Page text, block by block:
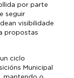
por parte
seguir
visibilidade
propostas
ciclo
Municipal